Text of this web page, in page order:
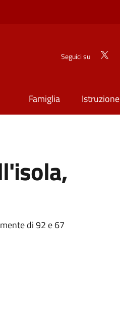
Seguici su
Famiglia Istruzione
di 92 e 67